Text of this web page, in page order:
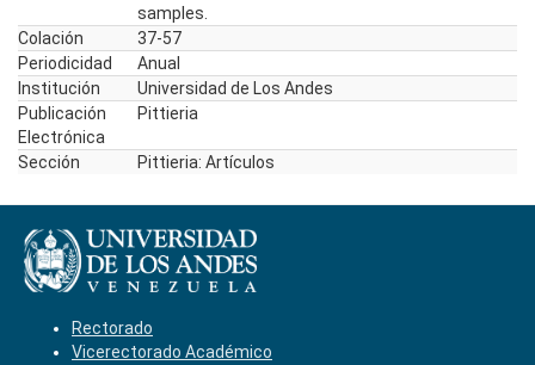
samples.
Colación
37-57
Periodicidad
Anual
Institución
Universidad de Los Andes
Publicación
Electrónica
Pittieria
Sección Pittieria: Artículos
Rectorado
Vicerectorado Académico